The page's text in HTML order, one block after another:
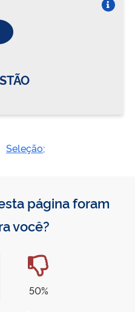
Seleção;
página foram
você?
50%